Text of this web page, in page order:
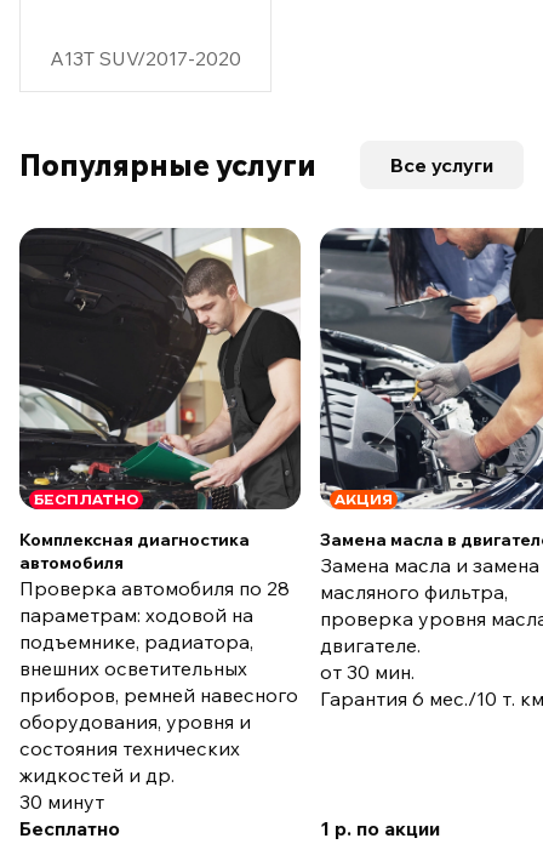
A13T SUV/2017-2020
Популярные услуги Все услуги
БЕСПЛАТНО
Комплексная диагностика
автомобиля
Проверка автомобиля по 28
параметрам: ходовой на
подъемнике, радиатора,
внешних осветительных
приборов, ремней навесного
оборудования, уровня и
состояния технических
жидкостей и др.
30 минут
Бесплатно
АКЦИЯ
Замена масла в
Замена масла и замена
масляного фильтра,
проверка уровня
двигателе.
от 30 мин.
Гарантия 6 мес./10 т.
1 р. по акции